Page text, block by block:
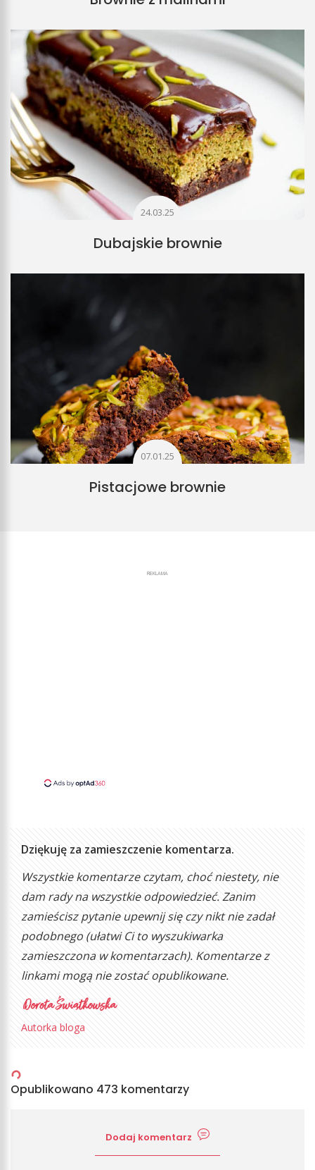
24.03.25
Dubajskie brownie
07.01.25
Pistacjowe brownie
REKLAMA
Dziękuję za zamieszczenie komentarza.
Wszystkie komentarze czytam, choć niestety, nie
dam rady na wszystkie odpowiedzieć. Zanim
zamieścisz pytanie upewnij się czy nikt nie zadał
podobnego (ułatwi Ci to wyszukiwarka
zamieszczona w komentarzach). Komentarze z
linkami mogą nie zostać opublikowane.
Autorka bloga
Opublikowano 473 komentarzy
Dodaj komentarz